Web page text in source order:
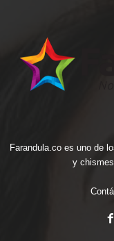
Farandula.co es uno de
y